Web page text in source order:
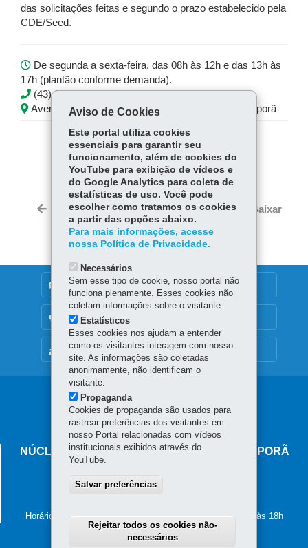
das solicitações feitas e segundo o prazo estabelecido pela
CDE/Seed.
De segunda a sexta-feira, das 08h às 12h e das 13h às
17h (plantão conforme demanda).
(43) 3472-5726
Avenida Minas Gerais, 295 1º andar - Centro - Ivaiporã
COMPARTILHE:
Fa
ce
bo
ok
Tw
itt
er
W
ha
ts
p
Voltar Início Imprimir Baixar
MAPA DO SITE
DENUNCIE CORRUPÇÃO
OUVIDORIA
Navegação
principal
NÚCLEO REGIONAL DE EDUCAÇÃO DE IVAIPORÃ
86.870-000-Ivaiporã
Horário de atendimento: de segunda a sexta-feira, das 8h às 18h
Aviso de Cookies
Este portal utiliza cookies
essenciais para garantir seu
funcionamento, além de cookies do
YouTube para exibição de vídeos e
do Google Analytics para coleta de
estatísticas de uso. Você pode
escolher como tratamos os cookies
a partir das opções abaixo.
Para mais informações, acesse
nossa Política de Privacidade.
Necessários
Sem esse tipo de cookie, nosso portal não
funciona plenamente. Esses cookies não
coletam informações sobre o visitante.
Estatísticos
Esses cookies nos ajudam a entender
como os visitantes interagem com nosso
site. As informações são coletadas
anonimamente, não identificam o
visitante.
Propaganda
Cookies de propaganda são usados para
rastrear preferências dos visitantes em
nosso Portal relacionadas com vídeos
institucionais exibidos através do
YouTube.
Salvar preferências
Rejeitar todos os cookies não-
necessários